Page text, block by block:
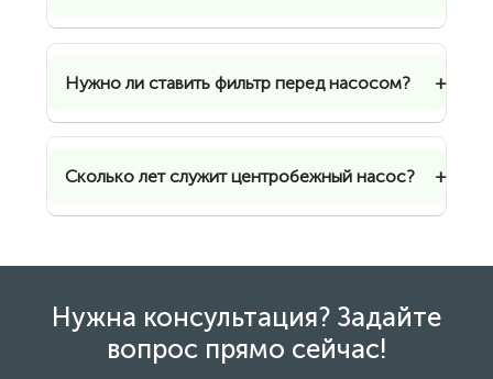
Нужно ли ставить фильтр перед насосом?
Сколько лет служит центробежный насос?
Нужна консультация? Задайте
вопрос прямо сейчас!